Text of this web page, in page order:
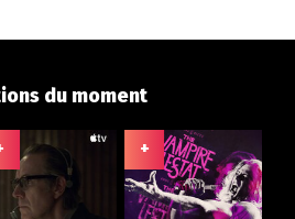
du moment
+